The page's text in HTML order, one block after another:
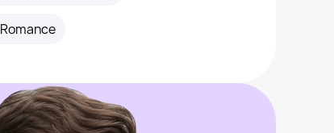
Romance